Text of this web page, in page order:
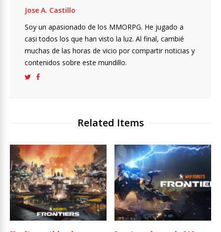
Jose A. Castillo
Soy un apasionado de los MMORPG. He jugado a
casi todos los que han visto la luz. Al final, cambié
muchas de las horas de vicio por compartir noticias y
contenidos sobre este mundillo.
Related Items